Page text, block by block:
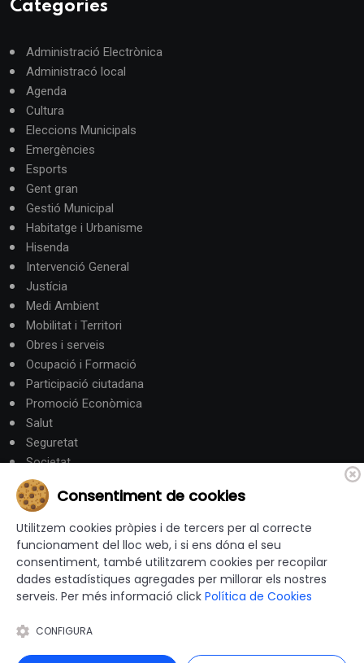
Categories
Administració Electrònica
Administracó local
Agenda
Cultura
Eleccions Municipals
Emergències
Esports
Gent gran
Gestió Municipal
Habitatge i Urbanisme
Hisenda
Intervenció General
Justícia
Medi Ambient
Mobilitat i Territori
Obres i serveis
Ocupació i Formació
Participació ciutadana
Promoció Econòmica
Salut
Seguretat
Societat
Turisme
Altres Canals
canalandorra.ad
© 2012-2026 Ajuntaments de Catalunya - Tots els drets
Consentiment de cookies
Utilitzem cookies pròpies i de tercers per al correcte
funcionament del lloc web, i si ens dóna el seu
consentiment, també utilitzarem cookies per recopilar
dades estadístiques agregades per millorar els nostres
serveis. Per més informació click Política de Cookies
CONFIGURA